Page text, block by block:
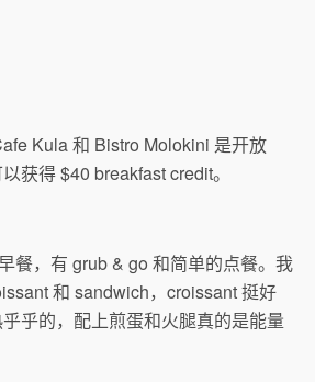
Kula 和 Bistro Molokini 是开放
获得 $40 breakfast credit。
餐，有 grub & go 和简单的点餐。我
和 sandwich，croissant 挺好
乎的，配上煎蛋和火腿真的是能量